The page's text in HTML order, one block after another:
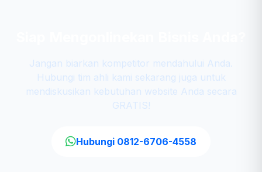
Jangan biarkan kompetitor mendahului Anda.
Hubungi tim ahli kami sekarang juga untuk
mendiskusikan kebutuhan website Anda secara
GRATIS!
Hubungi 0812-6706-4558